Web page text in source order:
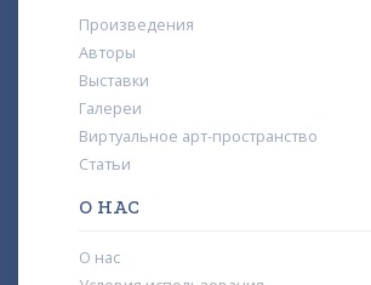
Произведения
Авторы
Выставки
Галереи
Виртуальное арт-пространство
Статьи
О НАС
О нас